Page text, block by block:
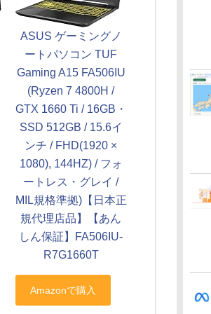
ASUS ゲーミングノ
ートパソコン TUF
Gaming A15 FA506IU
(Ryzen 7 4800H /
GTX 1660 Ti / 16GB・
SSD 512GB / 15.6イ
ンチ / FHD(1920 ×
1080), 144HZ) / フォ
ートレス・グレイ /
MIL規格準拠)【日本正
規代理店品】【あん
しん保証】FA506IU-
R7G1660T